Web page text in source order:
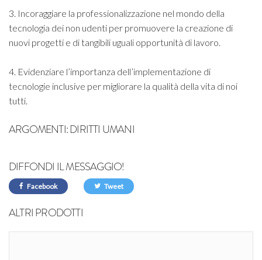
3. Incoraggiare la professionalizzazione nel mondo della
tecnologia dei non udenti per promuovere la creazione di
nuovi progetti e di tangibili uguali opportunità di lavoro.
4. Evidenziare l’importanza dell’implementazione di
tecnologie inclusive per migliorare la qualità della vita di noi
tutti.
ARGOMENTI:DIRITTI UMANI
DIFFONDI IL MESSAGGIO!
Facebook Tweet
ALTRI PRODOTTI